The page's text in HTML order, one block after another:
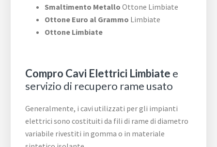
Smaltimento Metallo Ottone Limbiate
Ottone Euro al Grammo Limbiate
Ottone Limbiate
Compro Cavi Elettrici Limbiate e
servizio di recupero rame usato
Generalmente, i cavi utilizzati per gli impianti
elettrici sono costituiti da fili di rame di diametro
variabile rivestiti in gomma o in materiale